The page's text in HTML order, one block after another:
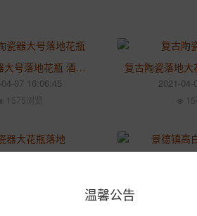
温馨公告
景德镇陶瓷器大号落地花瓶 酒店开礼品新中式粉彩瓷客厅装饰摆件
07 16:06:45
1575浏览
2021-